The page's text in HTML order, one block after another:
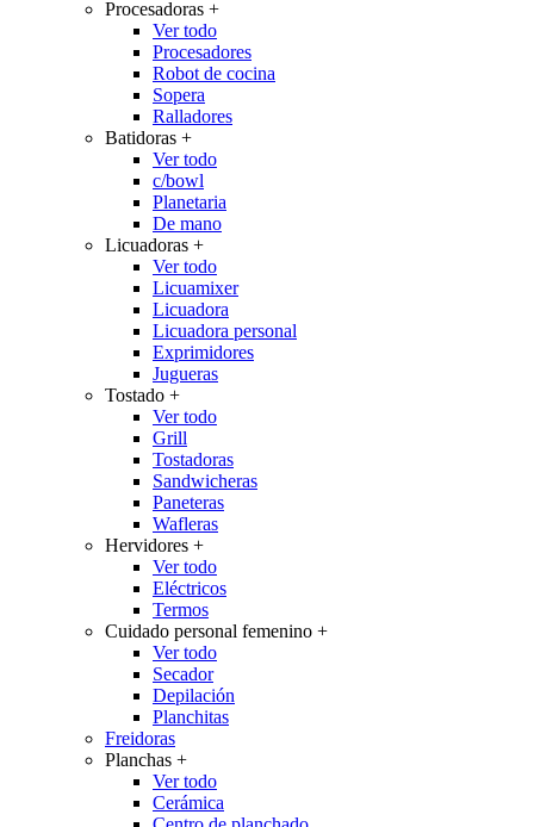
Procesadoras +
Ver todo
Procesadores
Robot de cocina
Sopera
Ralladores
Batidoras +
Ver todo
c/bowl
Planetaria
De mano
Licuadoras +
Ver todo
Licuamixer
Licuadora
Licuadora personal
Exprimidores
Jugueras
Tostado +
Ver todo
Grill
Tostadoras
Sandwicheras
Paneteras
Wafleras
Hervidores +
Ver todo
Eléctricos
Termos
Cuidado personal femenino +
Ver todo
Secador
Depilación
Planchitas
Freidoras
Planchas +
Ver todo
Cerámica